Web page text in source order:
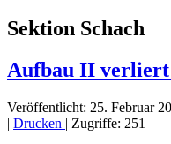
Sektion Schach
Aufbau II verliert
Veröffentlicht: 25. Februar
| Drucken | Zugriffe: 251